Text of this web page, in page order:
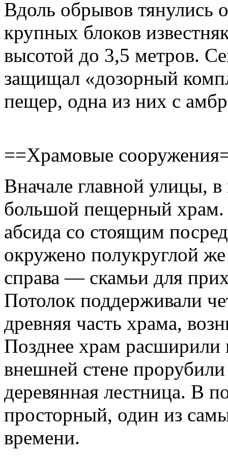
Вдоль обрывов тянулись
крупных блоков
высотой до 3,5 метров.
защищал «дозорный
пещер, одна из них с
==Храмовые
Вначале главной улицы, в
большой пещерный храм.
абсида со стоящим
окружено полукруглой
справа — скамьи для
Потолок поддерживали
древняя часть храма,
Позднее храм расширили
внешней стене
деревянная лестница. В
просторный, один из
времени.